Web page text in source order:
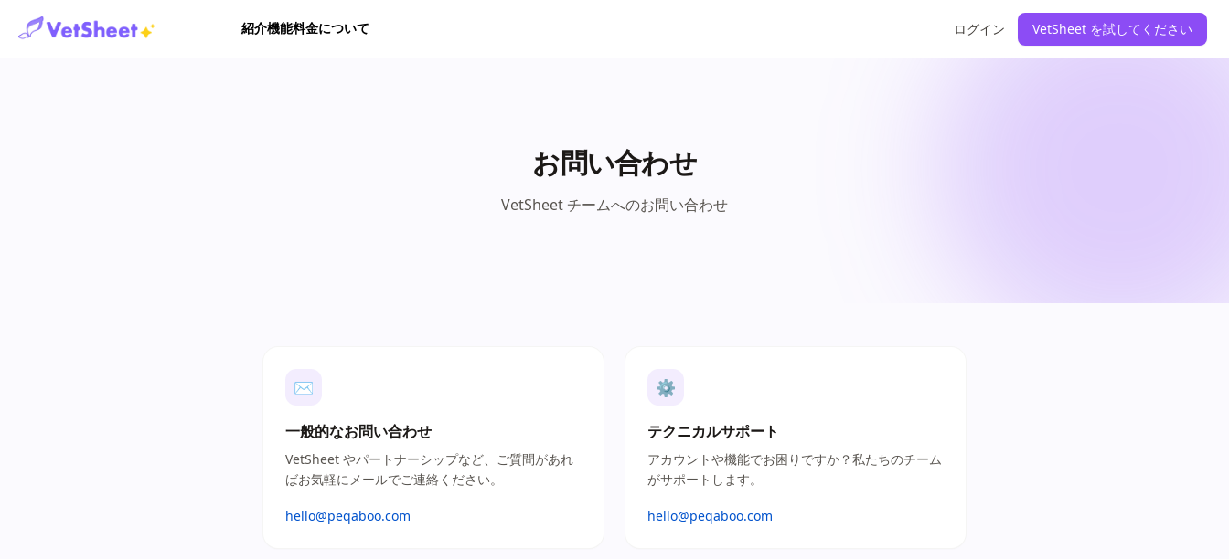
紹介機能料金について ログイン VetSheet を試してください
お問い合わせ
VetSheet チームへのお問い合わせ
✉
一般的なお問い合わせ
VetSheet やパートナーシップなど、ご質問があれ
ばお気軽にメールでご連絡ください。
hello@peqaboo.com
⚙
テクニカルサポート
アカウントや機能でお困りですか？私たちのチーム
がサポートします。
hello@peqaboo.com